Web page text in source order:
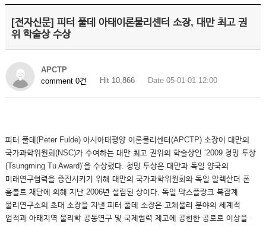
[전자신문] 피터 풀데 아태이론물리센터 소장, 대만 최고 권
위 학술상 수상
APCTP
comment 0건
Hit 10,866 Date 05-01-01 12:00
피터 풀데(Peter Fulde) 아시아태평양 이론물리센터(APCTP) 소장이 대만의
국가과학위원회(NSC)가 수여하는 대만 최고 권위의 학술상인 ‘2009 청밍 투상
(Tsungming Tu Award)’을 수상했다. 청밍 투상은 대만과 독일 양국의
미래연구협력을 증진시키기 위해 대만의 국가과학위원회와 독일 알렉산더 폰
훔볼트 재단에 의해 지난 2006년 설립된 상이다. 독일 막스플랑크 복잡계
물리연구소의 초대 소장을 지낸 피터 풀데 소장은 고체물리 분야의 세계적
업적과 아태지역 물리학 공동연구 및 국제협력 제고에 공헌한 공로로 이상을